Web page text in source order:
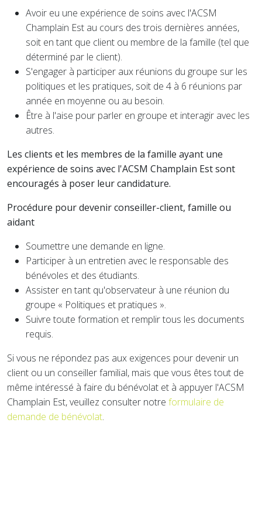
Avoir eu une expérience de soins avec l'ACSM
Champlain Est au cours des trois dernières années,
soit en tant que client ou membre de la famille (tel que
déterminé par le client).
S'engager à participer aux réunions du groupe sur les
politiques et les pratiques, soit de 4 à 6 réunions par
année en moyenne ou au besoin.
Être à l'aise pour parler en groupe et interagir avec les
autres.
Les clients et les membres de la famille ayant une
expérience de soins avec l'ACSM Champlain Est sont
encouragés à poser leur candidature.
Procédure pour devenir conseiller-client, famille ou
aidant
Soumettre une demande en ligne.
Participer à un entretien avec le responsable des
bénévoles et des étudiants.
Assister en tant qu'observateur à une réunion du
groupe « Politiques et pratiques ».
Suivre toute formation et remplir tous les documents
requis.
Si vous ne répondez pas aux exigences pour devenir un
client ou un conseiller familial, mais que vous êtes tout de
même intéressé à faire du bénévolat et à appuyer l'ACSM
Champlain Est, veuillez consulter notre formulaire de
demande de bénévolat.